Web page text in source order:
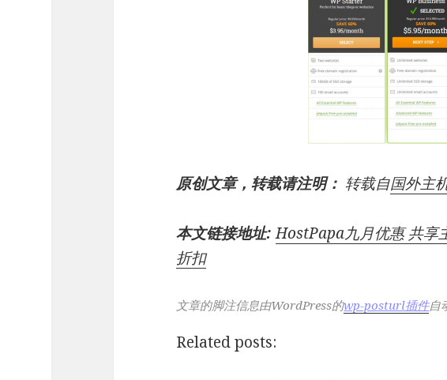
原创文章，转载请注明： 转载自国外主
本文链接地址: HostPapa九月优惠 共享
折扣
文章的脚注信息由WordPress的wp-posturl插件自
Related posts: